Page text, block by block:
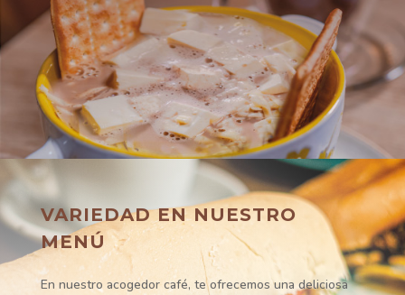
VARIEDAD EN NUESTRO
MENÚ
En nuestro acogedor café, te ofrecemos una deliciosa